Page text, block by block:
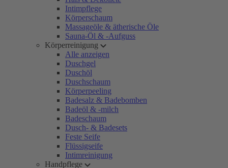
Intimpflege
Körperschaum
Massageöle & ätherische Öle
Sauna-Öl & -Aufguss
Körperreinigung
Alle anzeigen
Duschgel
Duschöl
Duschschaum
Körperpeeling
Badesalz & Badebomben
Badeöl & -milch
Badeschaum
Dusch- & Badesets
Feste Seife
Flüssigseife
Intimreinigung
Handpflege